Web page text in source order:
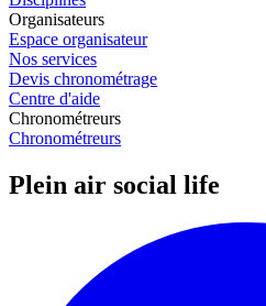
Organisateurs
Espace organisateur
Nos services
Devis chronométrage
Centre d'aide
Chronométreurs
Chronométreurs
Plein air social life